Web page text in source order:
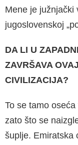
Mene je južnjački
jugoslovenskoj
DA LI U
ZAVRŠAVA
CIVILIZACIJA?
To se tamo
zato što se
šuplje. Emiratska